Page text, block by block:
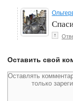
↑
Оставить свой